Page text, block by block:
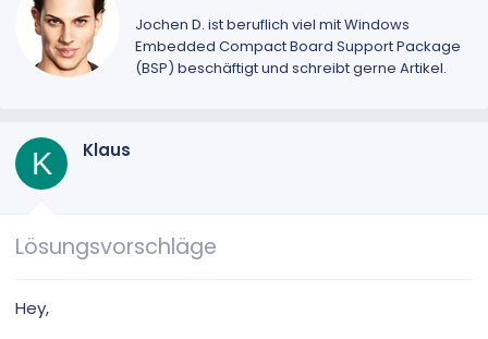
s
c
h
o
Jochen D. ist beruflich viel mit Windows
Embedded Compact Board Support Package
(BSP) beschäftigt und schreibt gerne Artikel.
K Klaus
Lösungsvorschläge
Hey,